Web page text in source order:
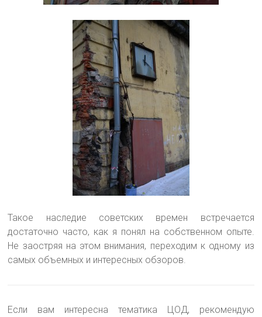
Такое наследие советских времен встречается
достаточно часто, как я понял на собственном опыте.
Не заостряя на этом внимания, переходим к одному из
самых объемных и интересных обзоров.
Если вам интересна тематика ЦОД, рекомендую